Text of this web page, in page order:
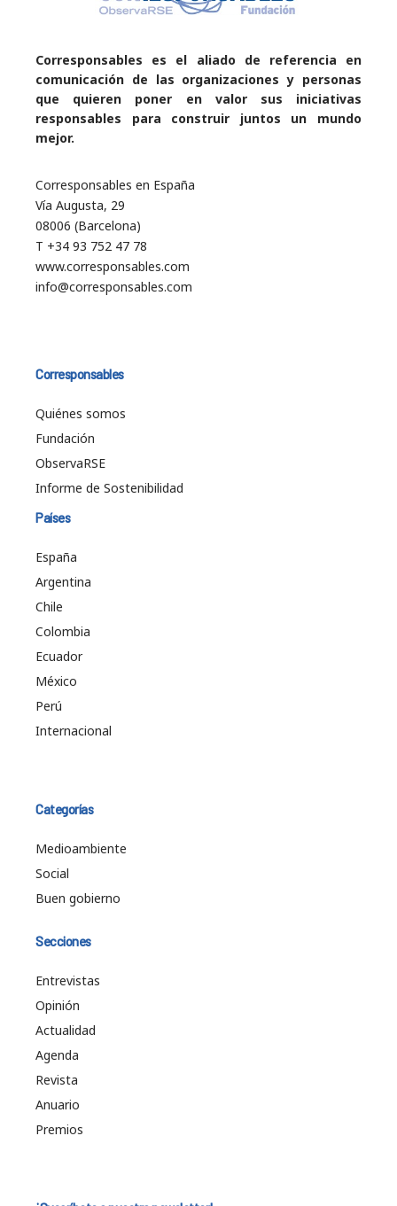
Corresponsables es el aliado de referencia en
comunicación de las organizaciones y personas
que quieren poner en valor sus iniciativas
responsables para construir juntos un mundo
mejor.
Corresponsables en España
Vía Augusta, 29
08006 (Barcelona)
T +34 93 752 47 78
www.corresponsables.com
info@corresponsables.com
Corresponsables
Quiénes somos
Fundación
ObservaRSE
Informe de Sostenibilidad
Países
España
Argentina
Chile
Colombia
Ecuador
México
Perú
Internacional
Categorías
Medioambiente
Social
Buen gobierno
Secciones
Entrevistas
Opinión
Actualidad
Agenda
Revista
Anuario
Premios